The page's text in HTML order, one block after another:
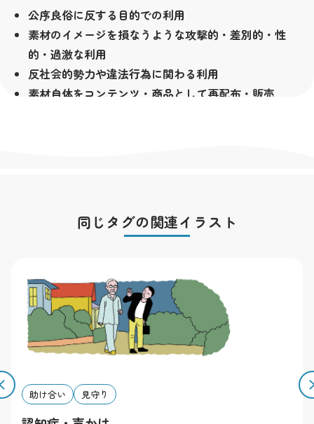
公序良俗に反する目的での利用
素材のイメージを損なうような攻撃的・差別的・性
的・過激な利用
反社会的勢力や違法行為に関わる利用
素材自体をコンテンツ・商品として再配布・販売
棄しておりません。全ての素材の著作権は私横浜市が所
素材を利用することによって発生したトラブルについて
は一切責任を負いかねます。全ての規約は予告無く改変
する場合があります。予めご了承下さい。
同じタグの関連イラスト
助け合い 見守り